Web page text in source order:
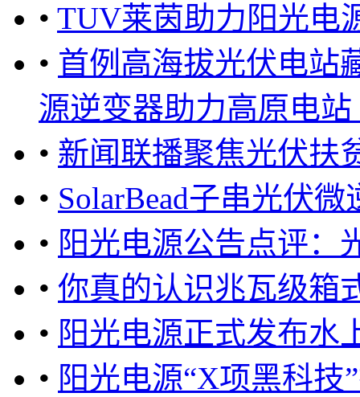
• TUV莱茵助力阳光电
• 首例高海拔光伏电站
源逆变器助力高原电站
• 新闻联播聚焦光伏扶
• SolarBead子串光伏
• 阳光电源公告点评：
• 你真的认识兆瓦级箱
• 阳光电源正式发布水
• 阳光电源“X项黑科技